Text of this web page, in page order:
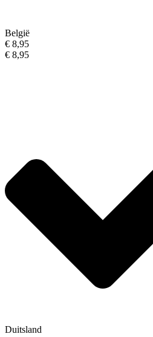
België
€ 8,95
€ 8,95
Duitsland